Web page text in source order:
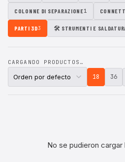
COLONNE DI SEPARAZIONE1
PARTI 3D3 🛠 STRUMENTI E
CARGANDO PRODUCTOS…
18 36
No se pudieron